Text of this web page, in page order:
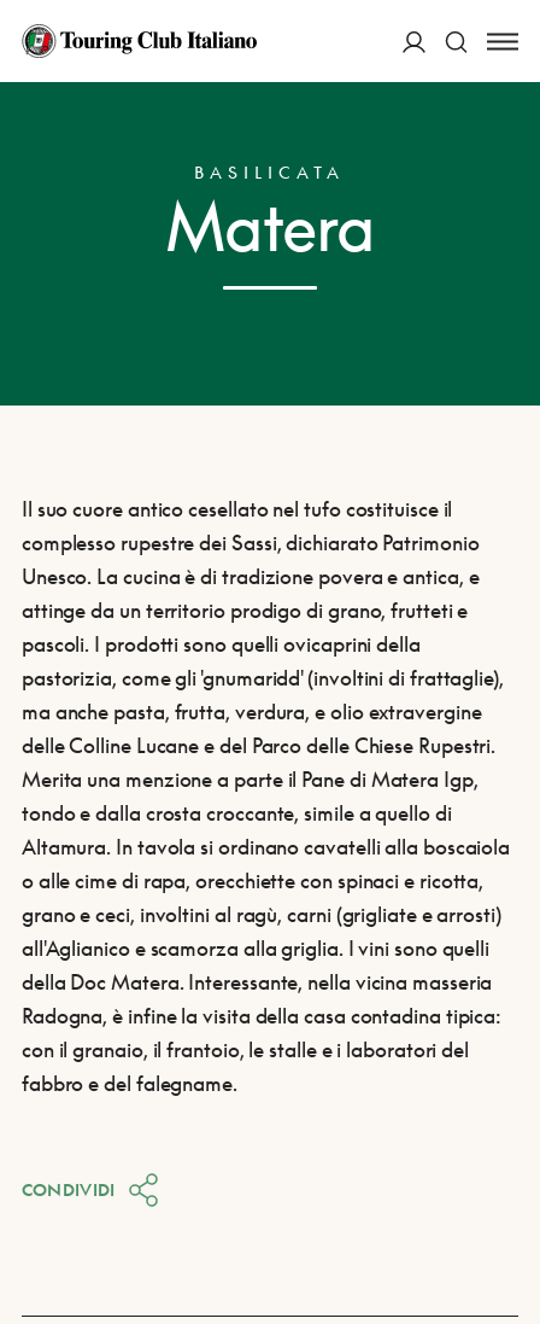
HOME
BASILICATA
Matera
Il suo cuore antico cesellato nel tufo costituisce il
complesso rupestre dei Sassi, dichiarato Patrimonio
Unesco. La cucina è di tradizione povera e antica, e
attinge da un territorio prodigo di grano, frutteti e
pascoli. I prodotti sono quelli ovicaprini della
pastorizia, come gli 'gnumaridd' (involtini di frattaglie),
ma anche pasta, frutta, verdura, e olio extravergine
delle Colline Lucane e del Parco delle Chiese Rupestri.
Merita una menzione a parte il Pane di Matera Igp,
tondo e dalla crosta croccante, simile a quello di
Altamura. In tavola si ordinano cavatelli alla boscaiola
o alle cime di rapa, orecchiette con spinaci e ricotta,
grano e ceci, involtini al ragù, carni (grigliate e arrosti)
all'Aglianico e scamorza alla griglia. I vini sono quelli
della Doc Matera. Interessante, nella vicina masseria
Radogna, è infine la visita della casa contadina tipica:
con il granaio, il frantoio, le stalle e i laboratori del
fabbro e del falegname.
CONDIVIDI